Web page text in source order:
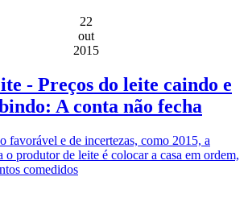
22
out
2015
- Preços do leite caindo e
A conta não fecha
favorável e de incertezas, como 2015, a
o produtor de leite é colocar a casa em ordem,
comedidos